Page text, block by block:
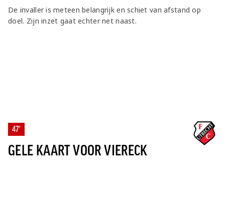
De invaller is meteen belangrijk en schiet van afstand op
doel. Zijn inzet gaat echter net naast.
47'
GELE KAART VOOR VIERECK